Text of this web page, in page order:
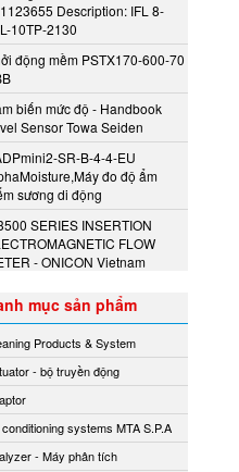
Description: IFL 8-
10TP-2130
động mềm PSTX170-600-70
biến mức độ - Handbook
Sensor Towa Seiden
SR-B-4-4-EU
đo độ ẩm
sương di động
SERIES INSERTION
FLOW
- ONICON Vietnam
mục sản phẩm
Products & System
- bộ truyền động
systems MTA S.P.A
- Máy phân tích